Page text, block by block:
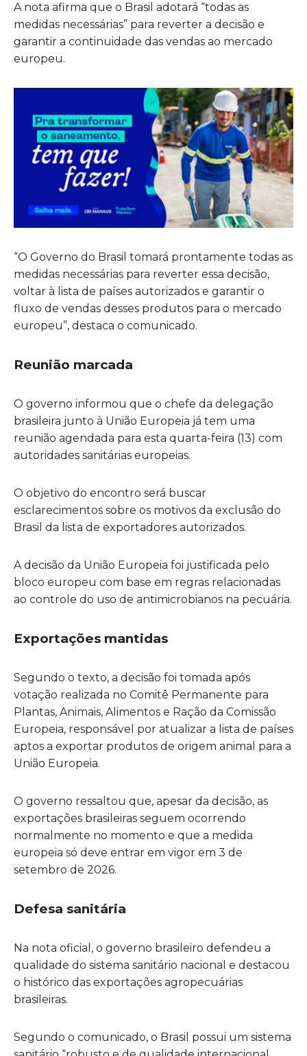
A nota afirma que o Brasil adotará “todas as
medidas necessárias” para reverter a decisão e
garantir a continuidade das vendas ao mercado
europeu.
“O Governo do Brasil tomará prontamente todas as
medidas necessárias para reverter essa decisão,
voltar à lista de países autorizados e garantir o
fluxo de vendas desses produtos para o mercado
europeu”, destaca o comunicado.
Reunião marcada
O governo informou que o chefe da delegação
brasileira junto à União Europeia já tem uma
reunião agendada para esta quarta-feira (13) com
autoridades sanitárias europeias.
O objetivo do encontro será buscar
esclarecimentos sobre os motivos da exclusão do
Brasil da lista de exportadores autorizados.
A decisão da União Europeia foi justificada pelo
bloco europeu com base em regras relacionadas
ao controle do uso de antimicrobianos na pecuária.
Exportações mantidas
Segundo o texto, a decisão foi tomada após
votação realizada no Comitê Permanente para
Plantas, Animais, Alimentos e Ração da Comissão
Europeia, responsável por atualizar a lista de países
aptos a exportar produtos de origem animal para a
União Europeia.
O governo ressaltou que, apesar da decisão, as
exportações brasileiras seguem ocorrendo
normalmente no momento e que a medida
europeia só deve entrar em vigor em 3 de
setembro de 2026.
Defesa sanitária
Na nota oficial, o governo brasileiro defendeu a
qualidade do sistema sanitário nacional e destacou
o histórico das exportações agropecuárias
brasileiras.
Segundo o comunicado, o Brasil possui um sistema